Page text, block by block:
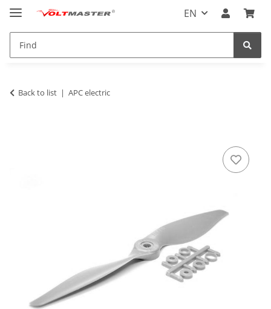
EN
Back to list APC electric